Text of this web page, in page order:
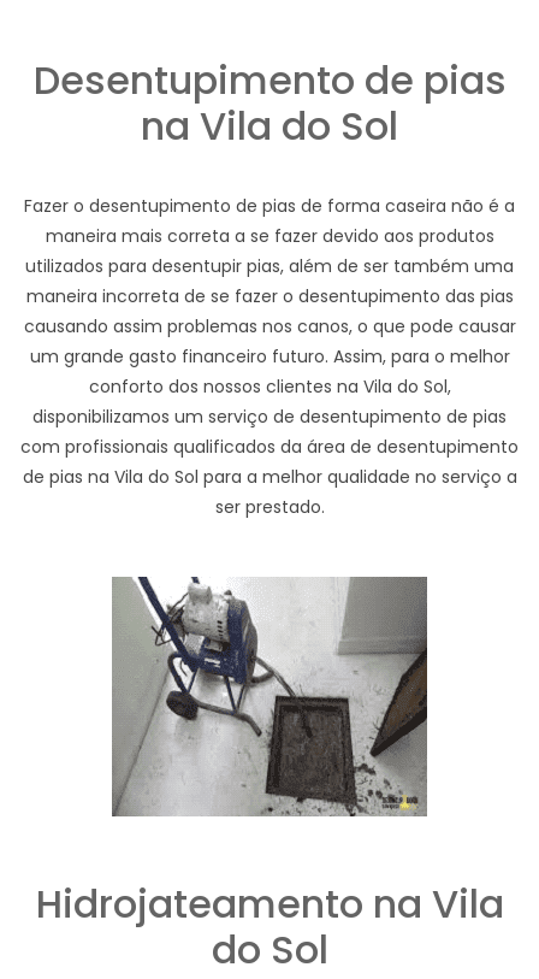
Desentupimento de pias
na Vila do Sol
Fazer o desentupimento de pias de forma caseira não é a
maneira mais correta a se fazer devido aos produtos
utilizados para desentupir pias, além de ser também uma
maneira incorreta de se fazer o desentupimento das pias
causando assim problemas nos canos, o que pode causar
um grande gasto financeiro futuro. Assim, para o melhor
conforto dos nossos clientes na Vila do Sol,
disponibilizamos um serviço de desentupimento de pias
com profissionais qualificados da área de desentupimento
de pias na Vila do Sol para a melhor qualidade no serviço a
ser prestado.
Hidrojateamento na Vila
do Sol